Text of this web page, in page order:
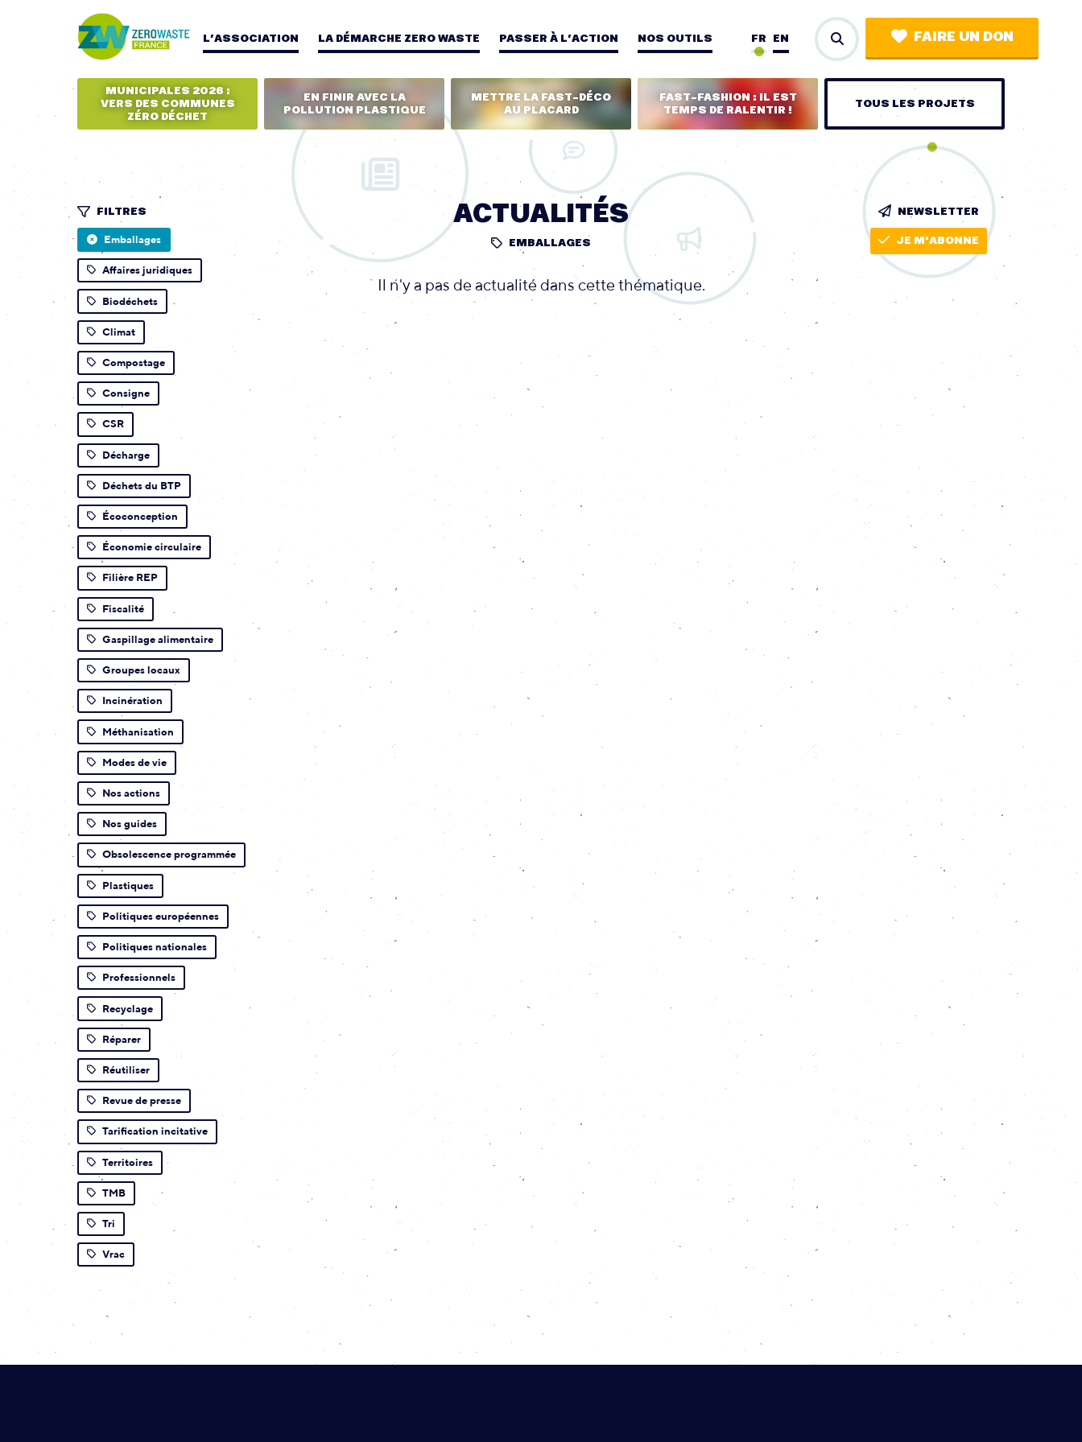
L’ASSOCIATION LA DÉMARCHE ZERO WASTE PASSER À L’ACTION NOS OUTILS EN
FR FAIRE UN DON
MUNICIPALES 2026 :
VERS DES COMMUNES
ZÉRO DÉCHET
EN FINIR AVEC LA
POLLUTION PLASTIQUE
METTRE LA FAST-DÉCO
AU PLACARD
FAST-FASHION : IL EST
TEMPS DE RALENTIR !
TOUS LES PROJETS
FILTRES
Emballages
Affaires juridiques
Biodéchets
Climat
Compostage
Consigne
CSR
Décharge
Déchets du BTP
Écoconception
Économie circulaire
Filière REP
Fiscalité
Gaspillage alimentaire
Groupes locaux
Incinération
Méthanisation
Modes de vie
Nos actions
Nos guides
Obsolescence programmée
Plastiques
Politiques européennes
Politiques nationales
Professionnels
Recyclage
Réparer
Réutiliser
Revue de presse
Tarification incitative
Territoires
TMB
Tri
Vrac
ACTUALITÉS
EMBALLAGES
Il n'y a pas de actualité dans cette thématique.
NEWSLETTER
JE M'ABONNE